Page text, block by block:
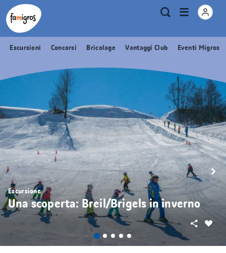
Navigazione
segnalibri
Header
Logo Metanavigazione
Ricerca
Apri
menu
Escursioni Concorsi Bricolage Vantaggi Club Eventi Migros
Escursione
Una scoperta: Breil/Brigels in inverno
Condividi